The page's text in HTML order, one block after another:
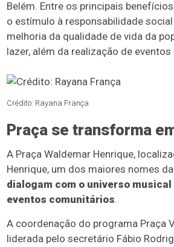
Belém. Entre os principais
o estímulo à responsabilidade
melhoria da qualidade de vida da
lazer, além da realização de
Crédito: Rayana França
Praça se transforma
A Praça Waldemar Henrique,
Henrique, um dos maiores nomes
dialogam com o universo
eventos comunitários.
A coordenação do programa Praça
liderada pelo secretário Fábio